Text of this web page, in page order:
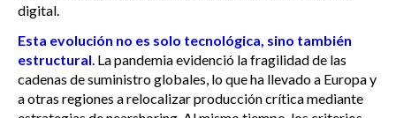
digital.
Esta evolución no es solo tecnológica, sino también
estructural. La pandemia evidenció la fragilidad de las
cadenas de suministro globales, lo que ha llevado a Europa y
a otras regiones a relocalizar producción crítica mediante